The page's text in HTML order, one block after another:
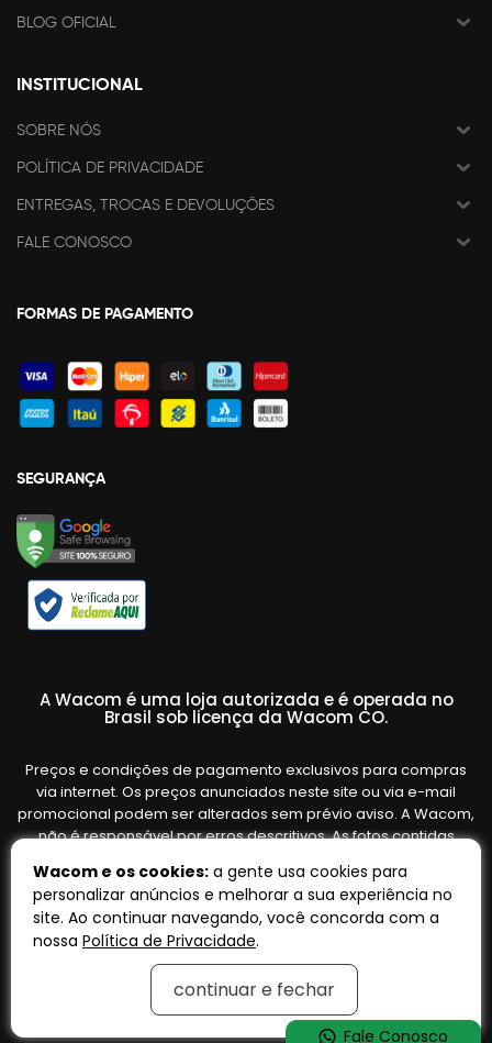
BLOG OFICIAL
INSTITUCIONAL
SOBRE NÓS
POLÍTICA DE PRIVACIDADE
ENTREGAS, TROCAS E DEVOLUÇÕES
FALE CONOSCO
FORMAS DE PAGAMENTO
SEGURANÇA
A Wacom é uma loja autorizada e é operada no
Brasil sob licença da Wacom CO.
Preços e condições de pagamento exclusivos para compras
via internet. Os preços anunciados neste site ou via e-mail
promocional podem ser alterados sem prévio aviso. A Wacom,
não é responsável por erros descritivos. As fotos contidas
variar de acordo com o fornecedor/lote do fabricante. Ofertas
válidas até o término de nossos estoques. Vendas sujeitas à
análise e confirmação de dados.
OpenK
Wacom e os cookies: a gente usa cookies para
personalizar anúncios e melhorar a sua experiência no
site. Ao continuar navegando, você concorda com a
nossa Política de Privacidade.
continuar e fechar
Fale Conosco